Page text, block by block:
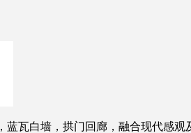
瓦白墙，拱门回廊，融合现代感